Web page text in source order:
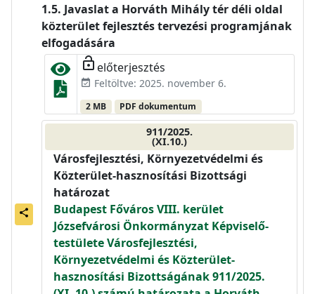
share
Javaslat a Horváth Mihály tér déli oldal
közterület fejlesztés tervezési programjának
elfogadására
lock_open előterjesztés
event_available Feltöltve: 2025. november 6.
2 MB PDF dokumentum
911/2025.
(XI.10.)
Városfejlesztési, Környezetvédelmi és
Közterület-hasznosítási Bizottsági
határozat
Budapest Főváros VIII. kerület
Józsefvárosi Önkormányzat Képviselő-
testülete Városfejlesztési,
Környezetvédelmi és Közterület-
hasznosítási Bizottságának 911/2025.